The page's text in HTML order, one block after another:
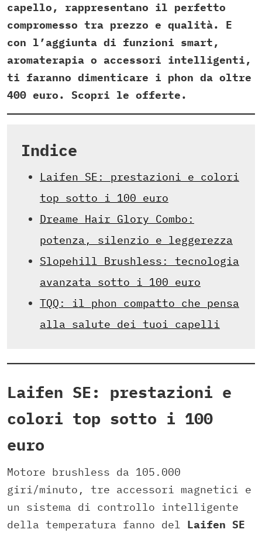
capello, rappresentano il perfetto
compromesso tra prezzo e qualità. E
con l’aggiunta di funzioni smart,
aromaterapia o accessori intelligenti,
ti faranno dimenticare i phon da oltre
400 euro.
Scopri le offerte.
Indice
Laifen SE: prestazioni e colori
top sotto i 100 euro
Dreame Hair Glory Combo:
potenza, silenzio e leggerezza
Slopehill Brushless: tecnologia
avanzata sotto i 100 euro
TQQ: il phon compatto che pensa
alla salute dei tuoi capelli
Laifen SE: prestazioni e
colori top sotto i 100
euro
Motore brushless da 105.000
giri/minuto, tre accessori magnetici e
un sistema di controllo intelligente
della temperatura fanno del Laifen SE